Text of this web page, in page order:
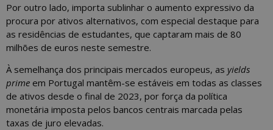
Por outro lado, importa sublinhar o aumento expressivo da
procura por ativos alternativos, com especial destaque para
as residências de estudantes, que captaram mais de 80
milhões de euros neste semestre.
À semelhança dos principais mercados europeus, as yields
prime em Portugal mantêm-se estáveis em todas as classes
de ativos desde o final de 2023, por força da política
monetária imposta pelos bancos centrais marcada pelas
taxas de juro elevadas.